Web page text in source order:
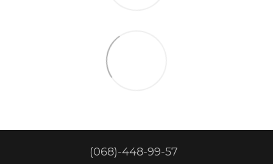
(068)-448-99-57